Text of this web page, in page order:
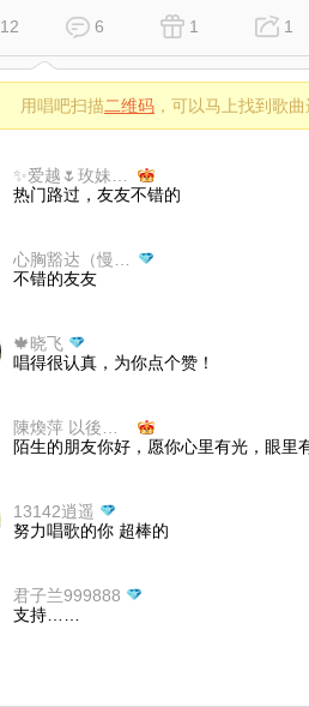
12 6 1 1
用唱吧扫描二维码 ，可以马上找到歌
热门路过，友友不错的
不错的友友
🍁晓飞
唱得很认真，为你点个赞！
陌生的朋友你好，愿你心里有光，眼里
13142逍遥
努力唱歌的你 超棒的
君子兰999888
支持……